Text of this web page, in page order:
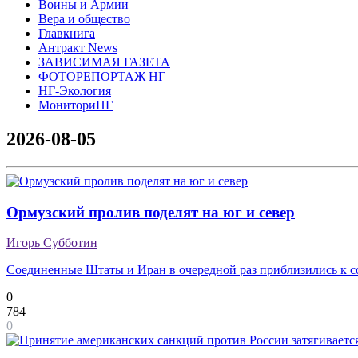
Воины и Армии
Вера и общество
Главкнига
Антракт News
ЗАВИСИМАЯ ГАЗЕТА
ФОТОРЕПОРТАЖ НГ
НГ-Экология
МониториНГ
2026-08-05
Ормузский пролив поделят на юг и север
Игорь Субботин
Соединенные Штаты и Иран в очередной раз приблизились к
0
784
0